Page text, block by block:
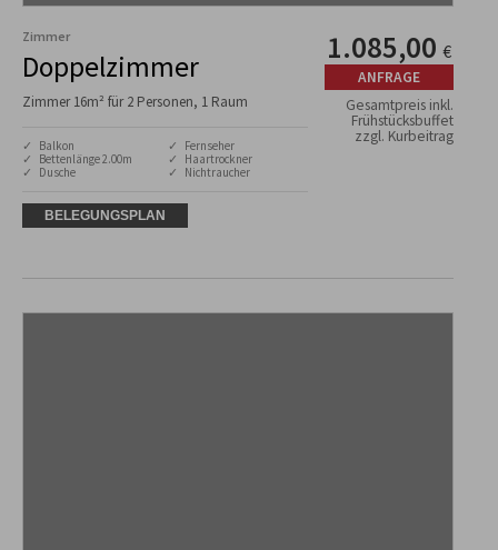
Zimmer
Doppelzimmer
Zimmer 16m² für 2 Personen, 1 Raum
✓ Balkon
✓ Bettenlänge 2.00m
✓ Dusche
✓ Fernseher
✓ Haartrockner
✓ Nichtraucher
1.085,00 €
ANFRAGE
Gesamtpreis inkl.
Frühstücksbuffet
zzgl. Kurbeitrag
BELEGUNGSPLAN